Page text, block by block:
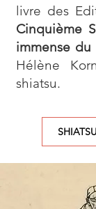
livre des
Cinquième
immense du
Hélène
shiatsu.